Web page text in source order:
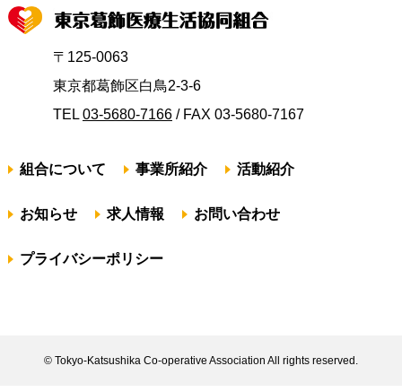
〒125-0063
東京都葛飾区白鳥2-3-6
TEL 03-5680-7166/ FAX 03-5680-7167
組合について 事業所紹介 活動紹介
お知らせ 求人情報 お問い合わせ
プライバシーポリシー
© Tokyo-Katsushika Co-operative Association All rights reserved.